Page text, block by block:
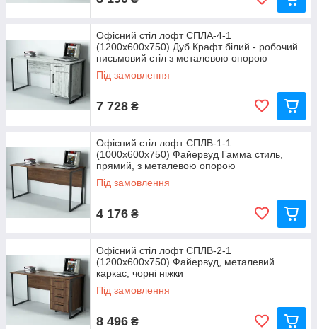
Офісний стіл лофт СПЛА-4-1
(1200x600x750) Дуб Крафт білий - робочий
письмовий стіл з металевою опорою
Під замовлення
7 728 ₴
Офісний стіл лофт СПЛВ-1-1
(1000x600x750) Файервуд Гамма стиль,
прямий, з металевою опорою
Під замовлення
4 176 ₴
Офісний стіл лофт СПЛВ-2-1
(1200x600x750) Файервуд, металевий
каркас, чорні ніжки
Під замовлення
8 496 ₴